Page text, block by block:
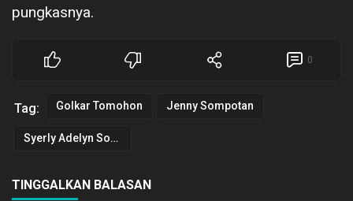
pungkasnya.
0
Tag: Golkar Tomohon Jenny Sompotan
Syerly Adelyn Sompotan
TINGGALKAN BALASAN